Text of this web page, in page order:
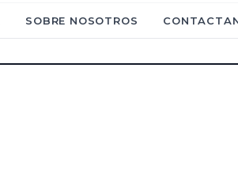
SOBRE NOSOTROS